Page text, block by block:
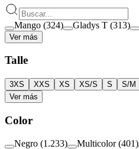
Mango (324) Gladys T (313)
Ver más
Talle
3XS XXS XS XS/S S S/M
Ver más
Color
Negro (1.233) Multicolor (401)